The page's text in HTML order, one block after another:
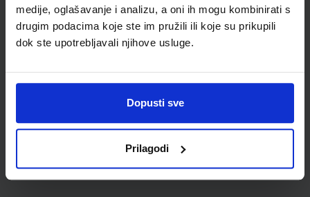
medije, oglašavanje i analizu, a oni ih mogu kombinirati s
drugim podacima koje ste im pružili ili koje su prikupili
dok ste upotrebljavali njihove usluge.
Dopusti sve
Prilagodi
Detalji proizvoda
Garancija
24 mjeseca